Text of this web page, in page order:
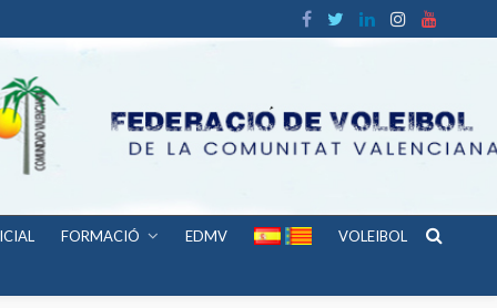
FORMACIÓ EDMV VOLEIBOL